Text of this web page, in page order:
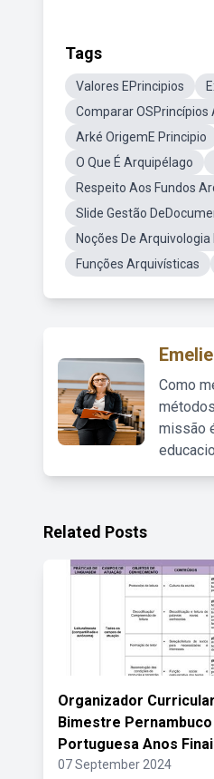
Tags
Valores EPrincipios
Comparar OSPrincípios
Arké OrigemE Principio
O Que É Arquipélago
Respeito Aos Fundos
Slide Gestão
Noções De
Funções Arquivísticas
Emelie
Como
missão
Related Posts
Organizador
Bimestre
Portuguesa Anos
07 September 2024